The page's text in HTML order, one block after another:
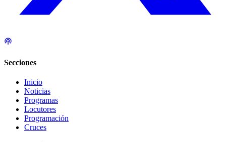
Secciones
Inicio
Noticias
Programas
Locutores
Programación
Cruces